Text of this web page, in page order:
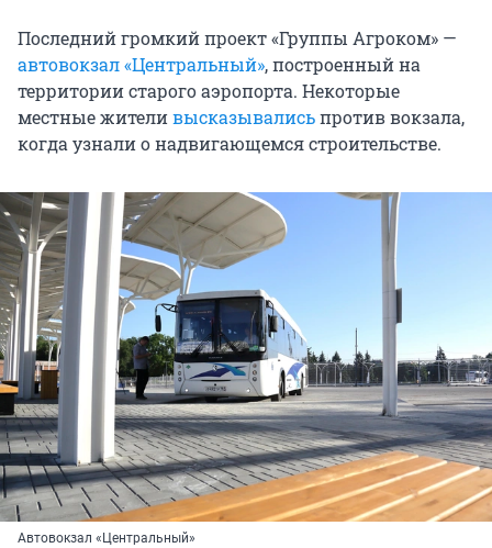
Последний громкий проект «Группы Агроком» —
автовокзал «Центральный», построенный на
территории старого аэропорта. Некоторые
местные жителивысказывалисьпротив вокзала,
когда узнали о надвигающемся строительстве.
Автовокзал «Центральный»